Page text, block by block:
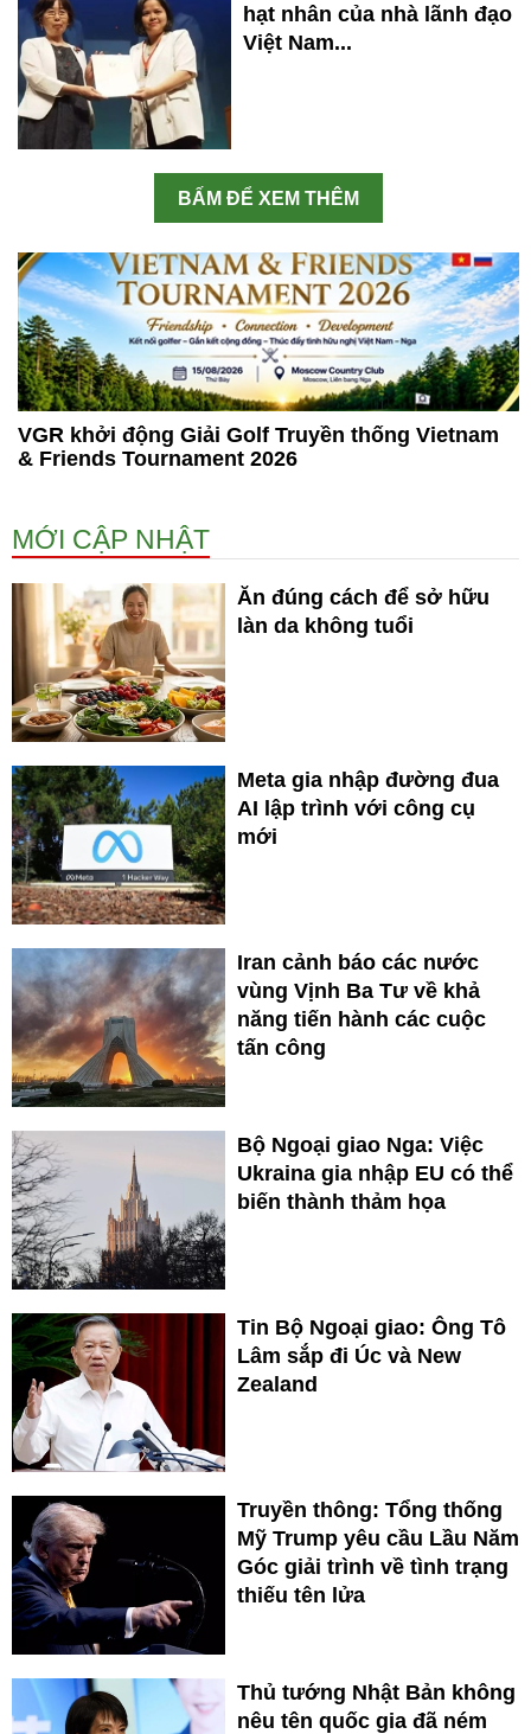
hạt nhân của nhà lãnh đạo
Việt Nam...
BẤM ĐỂ XEM THÊM
VGR khởi động Giải Golf Truyền thống Vietnam
& Friends Tournament 2026
MỚI CẬP NHẬT
Ăn đúng cách để sở hữu
làn da không tuổi
Meta gia nhập đường đua
AI lập trình với công cụ
mới
Iran cảnh báo các nước
vùng Vịnh Ba Tư về khả
năng tiến hành các cuộc
tấn công
Bộ Ngoại giao Nga: Việc
Ukraina gia nhập EU có thể
biến thành thảm họa
Tin Bộ Ngoại giao: Ông Tô
Lâm sắp đi Úc và New
Zealand
Truyền thông: Tổng thống
Mỹ Trump yêu cầu Lầu Năm
Góc giải trình về tình trạng
thiếu tên lửa
Thủ tướng Nhật Bản không
nêu tên quốc gia đã ném